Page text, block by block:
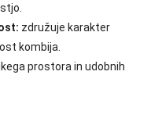
združuje karakter
kombija.
prostora in udobnih